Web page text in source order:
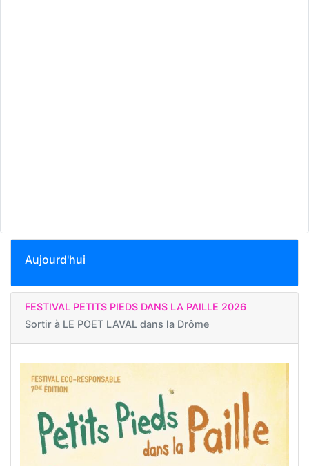
Aujourd'hui
FESTIVAL PETITS PIEDS DANS LA PAILLE 2026
Sortir à LE POET LAVAL dans la Drôme